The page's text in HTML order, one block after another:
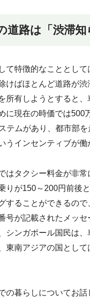
道路は「渋滞知
て特徴的なこととし
けばほとんど道路が
所有しようとすると
に現在の時価では500
テムがあり、都市部
うインセンティブが働
はタクシー料金が非
りが150～200円前後
することができるので
号が記載されたメッ
シンガポール国民は
東南アジアの国とし
の暮らしについてお話